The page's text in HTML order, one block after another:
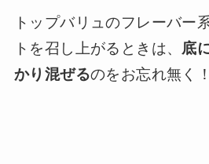
トップバリュのフレーバー
トを召し上がるときは、 底
かり混ぜるのをお忘れ無く！